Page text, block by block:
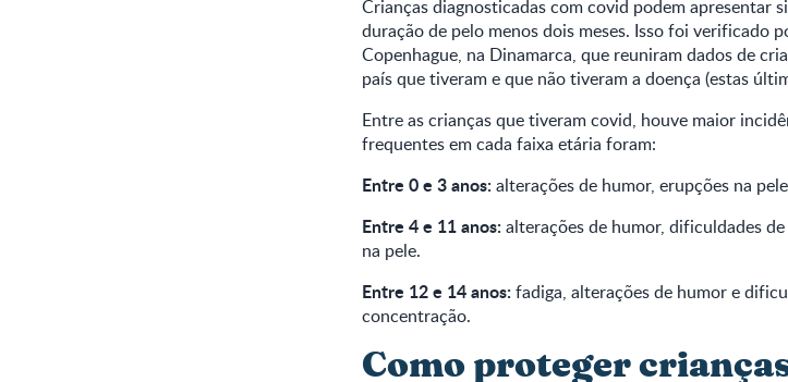
Crianças diagnosticadas com covid podem apresentar
duração de pelo menos dois meses. Isso foi verificado
Copenhague, na Dinamarca, que reuniram dados de
país que tiveram e que não tiveram a doença (estas
Entre as crianças que tiveram covid, houve maior
frequentes em cada faixa etária foram:
Entre 0 e 3 anos:alterações de humor, erupções na
Entre 4 e 11 anos:alterações de humor, dificuldades
na pele.
Entre 12 e 14 anos:fadiga, alterações de humor e
concentração.
Como proteger